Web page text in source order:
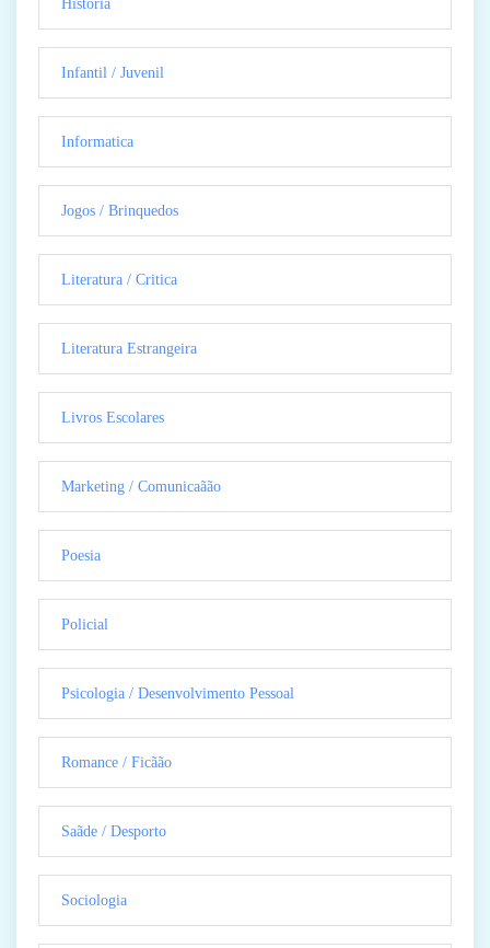
Historia
Infantil / Juvenil
Informatica
Jogos / Brinquedos
Literatura / Critica
Literatura Estrangeira
Livros Escolares
Marketing / Comunicaãão
Poesia
Policial
Psicologia / Desenvolvimento Pessoal
Romance / Ficãão
Saãde / Desporto
Sociologia